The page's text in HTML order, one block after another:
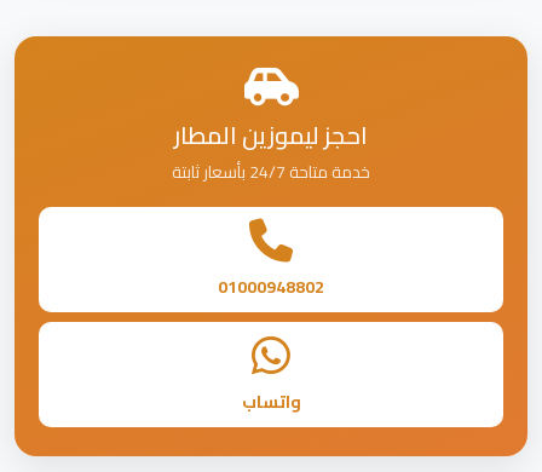
احجز ليموزين المطار
خدمة متاحة 24/7 بأسعار ثابتة
01000948802
واتساب